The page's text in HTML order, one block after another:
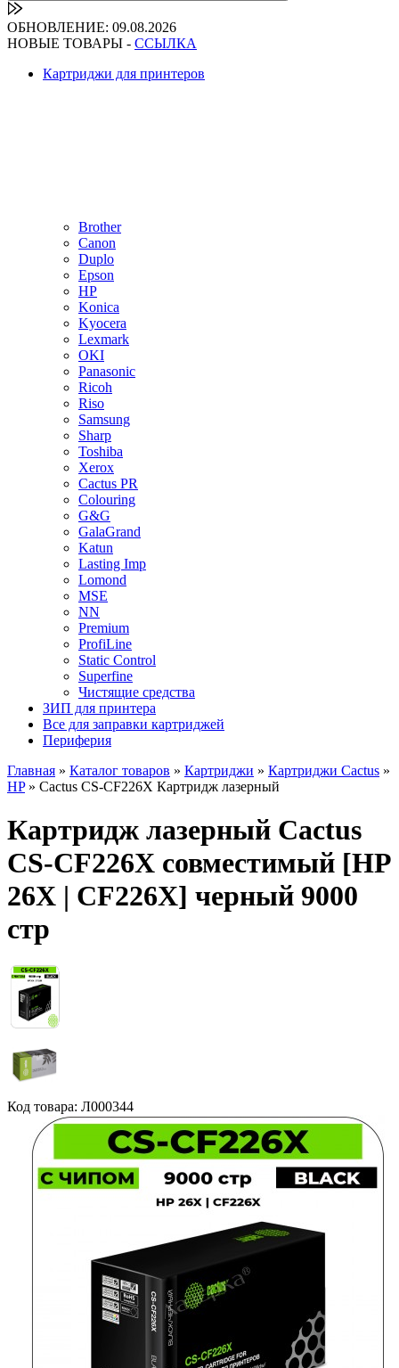
ОБНОВЛЕНИЕ: 09.08.2026
НОВЫЕ ТОВАРЫ - ССЫЛКА
Картриджи для принтеров
Brother
Canon
Duplo
Epson
HP
Konica
Kyocera
Lexmark
OKI
Panasonic
Ricoh
Riso
Samsung
Sharp
Toshiba
Xerox
Cactus PR
Colouring
G&G
GalaGrand
Katun
Lasting Imp
Lomond
MSE
NN
Premium
ProfiLine
Static Control
Superfine
Чистящие средства
ЗИП для принтера
Все для заправки картриджей
Периферия
Главная » Каталог товаров » Картриджи » Картриджи Cactus »
HP» Cactus CS-CF226X Картридж лазерный
Картридж лазерный Cactus
CS-CF226X совместимый [HP
26X | CF226X] черный 9000
стр
Код товара: Л000344